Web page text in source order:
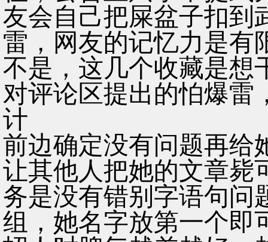
友会自己把屎盆子扣到
雷，网友的记忆力是有
不是，这几个收藏是想
对评论区提出的怕爆雷
计
前边确定没有问题再给
让其他人把她的文章毙
务是没有错别字语句问
组，她名字放第一个即